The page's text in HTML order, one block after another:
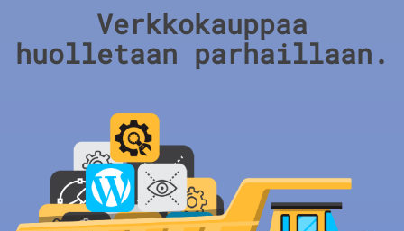
Verkkokauppaa
huolletaan parhaillaan.